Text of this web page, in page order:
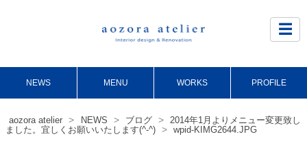
☰
NEWS MENU WORKS PROFILE
aozora atelier > NEWS > ブログ >
2014年1月よりメニュー変更致し
ました。宜しくお願いいたします(^-^) > wpid-KIMG2644.JPG